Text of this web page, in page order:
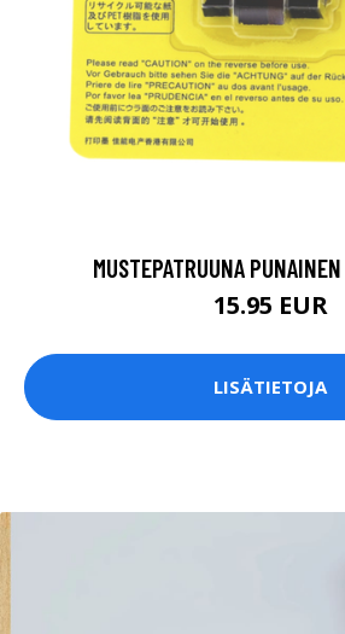
MUSTEPATRUUNA
15.95 EUR
LISÄTIETOJA